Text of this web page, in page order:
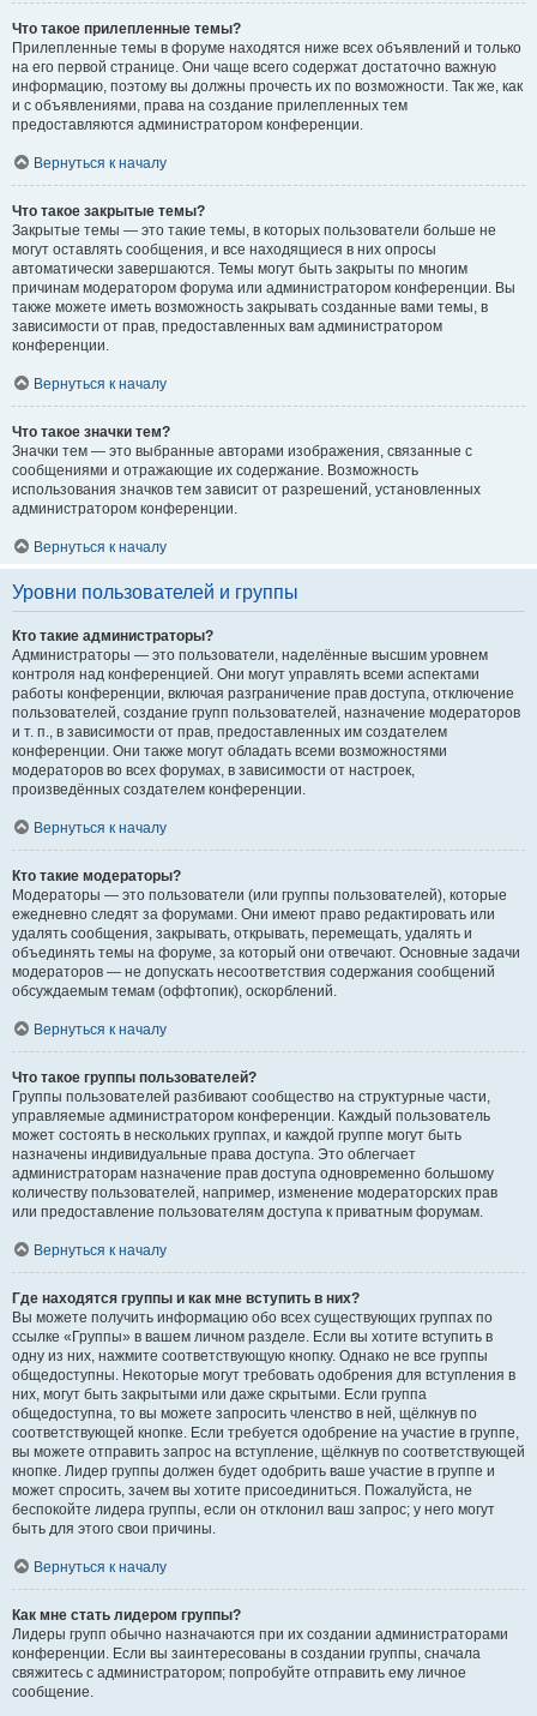
Что такое прилепленные темы?
Прилепленные темы в форуме находятся ниже всех объявлений и только
на его первой странице. Они чаще всего содержат достаточно важную
информацию, поэтому вы должны прочесть их по возможности. Так же, как
и с объявлениями, права на создание прилепленных тем
предоставляются администратором конференции.
Вернуться к началу
Что такое закрытые темы?
Закрытые темы — это такие темы, в которых пользователи больше не
могут оставлять сообщения, и все находящиеся в них опросы
автоматически завершаются. Темы могут быть закрыты по многим
причинам модератором форума или администратором конференции. Вы
также можете иметь возможность закрывать созданные вами темы, в
зависимости от прав, предоставленных вам администратором
конференции.
Вернуться к началу
Что такое значки тем?
Значки тем — это выбранные авторами изображения, связанные с
сообщениями и отражающие их содержание. Возможность
использования значков тем зависит от разрешений, установленных
администратором конференции.
Вернуться к началу
Уровни пользователей и группы
Кто такие администраторы?
Администраторы — это пользователи, наделённые высшим уровнем
контроля над конференцией. Они могут управлять всеми аспектами
работы конференции, включая разграничение прав доступа, отключение
пользователей, создание групп пользователей, назначение модераторов
и т. п., в зависимости от прав, предоставленных им создателем
конференции. Они также могут обладать всеми возможностями
модераторов во всех форумах, в зависимости от настроек,
произведённых создателем конференции.
Вернуться к началу
Кто такие модераторы?
Модераторы — это пользователи (или группы пользователей), которые
ежедневно следят за форумами. Они имеют право редактировать или
удалять сообщения, закрывать, открывать, перемещать, удалять и
объединять темы на форуме, за который они отвечают. Основные задачи
модераторов — не допускать несоответствия содержания сообщений
обсуждаемым темам (оффтопик), оскорблений.
Вернуться к началу
Что такое группы пользователей?
Группы пользователей разбивают сообщество на структурные части,
управляемые администратором конференции. Каждый пользователь
может состоять в нескольких группах, и каждой группе могут быть
назначены индивидуальные права доступа. Это облегчает
администраторам назначение прав доступа одновременно большому
количеству пользователей, например, изменение модераторских прав
или предоставление пользователям доступа к приватным форумам.
Вернуться к началу
Где находятся группы и как мне вступить в них?
Вы можете получить информацию обо всех существующих группах по
ссылке «Группы» в вашем личном разделе. Если вы хотите вступить в
одну из них, нажмите соответствующую кнопку. Однако не все группы
общедоступны. Некоторые могут требовать одобрения для вступления в
них, могут быть закрытыми или даже скрытыми. Если группа
общедоступна, то вы можете запросить членство в ней, щёлкнув по
соответствующей кнопке. Если требуется одобрение на участие в группе,
вы можете отправить запрос на вступление, щёлкнув по соответствующей
кнопке. Лидер группы должен будет одобрить ваше участие в группе и
может спросить, зачем вы хотите присоединиться. Пожалуйста, не
беспокойте лидера группы, если он отклонил ваш запрос; у него могут
быть для этого свои причины.
Вернуться к началу
Как мне стать лидером группы?
Лидеры групп обычно назначаются при их создании администраторами
конференции. Если вы заинтересованы в создании группы, сначала
свяжитесь с администратором; попробуйте отправить ему личное
сообщение.